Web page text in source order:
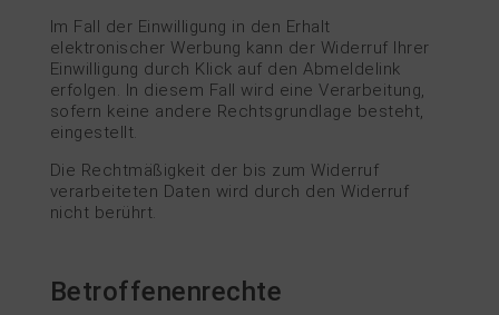
Im Fall der Einwilligung in den Erhalt
elektronischer Werbung kann der Widerruf Ihrer
Einwilligung durch Klick auf den Abmeldelink
erfolgen. In diesem Fall wird eine Verarbeitung,
sofern keine andere Rechtsgrundlage besteht,
eingestellt.
Die Rechtmäßigkeit der bis zum Widerruf
verarbeiteten Daten wird durch den Widerruf
nicht berührt.
Betroffenenrechte